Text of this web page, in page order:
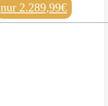
nur 2.289,99€